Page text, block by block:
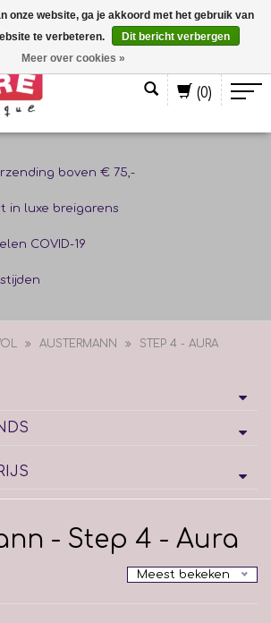
(0)
boven € 75,-
in luxe breigarens
COVID-19
AUSTERMANN STEP 4 - AURA
- Step 4 - Aura
Meest bekeken
onze website, ga je akkoord met het gebruik van
te verbeteren.
Dit bericht verbergen
Meer over cookies »